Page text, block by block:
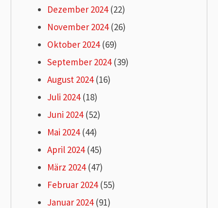
Dezember 2024(22)
November 2024(26)
Oktober 2024(69)
September 2024(39)
August 2024(16)
Juli 2024(18)
Juni 2024(52)
Mai 2024(44)
April 2024(45)
März 2024(47)
Februar 2024(55)
Januar 2024(91)